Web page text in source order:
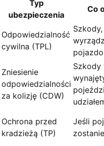
Typ
ubezpieczenia
Co
Odpowiedzialność
cywilna (TPL)
Zniesienie
odpowiedzialności
za kolizję (CDW)
Szkody
Ochrona przed
kradzieżą (TP)
Jeśli